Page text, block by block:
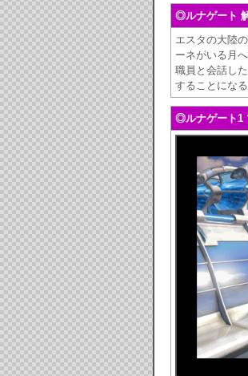
◎ルナゲート
エスタの大陸
ーネがいる月
職員と会話し
することにな
◎ルナゲート1